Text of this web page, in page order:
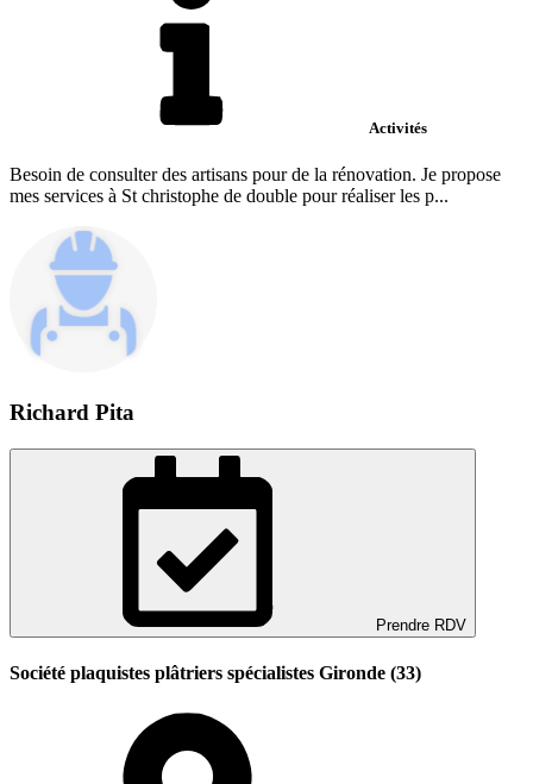
Activités
Besoin de consulter des artisans pour de la rénovation. Je propose
mes services à St christophe de double pour réaliser les p...
Richard Pita
Prendre RDV
Société plaquistes plâtriers spécialistes Gironde (33)